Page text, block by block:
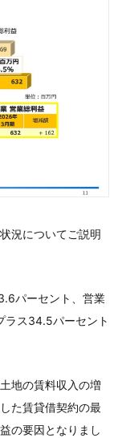
況についてご説明
パーセント、営業
ス34.5パーセント
地の賃料収入の増
た賃貸借契約の最
の要因となりまし